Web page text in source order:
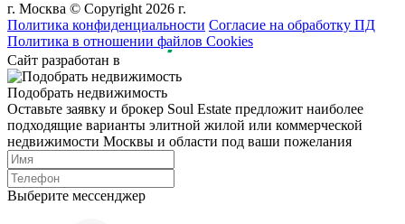
г. Москва © Copyright 2026 г.
Политика конфиденциальности Согласие на обработку ПД
Политика в отношении файлов Cookies
Сайт разработан в
Подобрать недвижимость
Оставьте заявку и брокер Soul Estate предложит наиболее
подходящие варианты элитной жилой или коммерческой
недвижимости Москвы и области под ваши пожелания
Выберите мессенджер